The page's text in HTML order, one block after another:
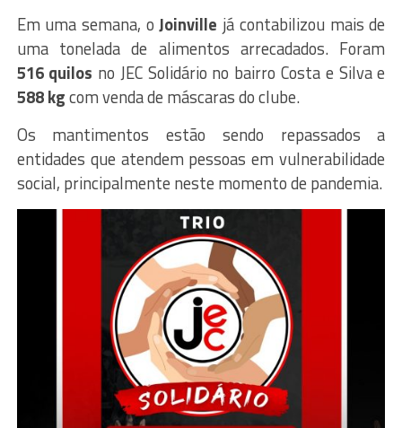
Em uma semana, oJoinville já contabilizou mais de
uma tonelada de alimentos arrecadados. Foram
516 quilos no JEC Solidário no bairro Costa e Silva e
588kgcom venda de máscaras do clube.
Os mantimentos estão sendo repassados a
entidades que atendem pessoas em vulnerabilidade
social, principalmente neste momento de pandemia.